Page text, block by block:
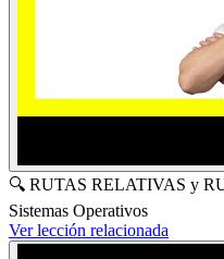
🔍 RUTAS RELATIVAS y
Sistemas Operativos
Ver lección relacionada